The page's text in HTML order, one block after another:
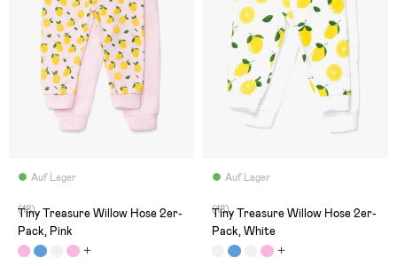
Auf Lager
(18)
Tiny Treasure Willow Hose 2er-
Pack, Pink
Auf Lager
(18)
Tiny Treasure Willow Hose 2er-
Pack, White